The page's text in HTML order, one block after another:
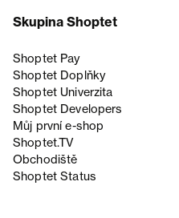
Skupina Shoptet
Shoptet Pay
Shoptet Doplňky
Shoptet Univerzita
Shoptet Developers
Můj první e-shop
Shoptet.TV
Obchodiště
Shoptet Status